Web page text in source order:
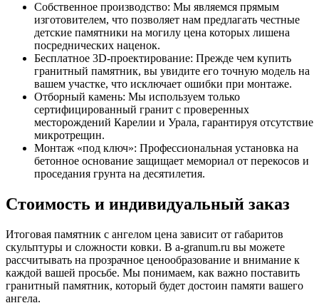
Собственное производство: Мы являемся прямым
изготовителем, что позволяет нам предлагать честные
детские памятники на могилу цена которых лишена
посреднических наценок.
Бесплатное 3D-проектирование: Прежде чем купить
гранитный памятник, вы увидите его точную модель на
вашем участке, что исключает ошибки при монтаже.
Отборный камень: Мы используем только
сертифицированный гранит с проверенных
месторождений Карелии и Урала, гарантируя отсутствие
микротрещин.
Монтаж «под ключ»: Профессиональная установка на
бетонное основание защищает мемориал от перекосов и
проседания грунта на десятилетия.
Стоимость и индивидуальный заказ
Итоговая памятник с ангелом цена зависит от габаритов
скульптуры и сложности ковки. В a-granum.ru вы можете
рассчитывать на прозрачное ценообразование и внимание к
каждой вашей просьбе. Мы понимаем, как важно поставить
гранитный памятник, который будет достоин памяти вашего
ангела.